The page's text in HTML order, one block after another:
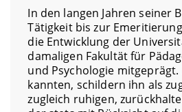
In den langen Jahren seiner
Tätigkeit bis zur
die Entwicklung der
damaligen Fakultät für
und Psychologie
kannten, schildern ihn als
zugleich ruhigen,